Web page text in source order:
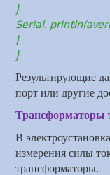
}
Serial.
}
}
Результирующие
порт или другие
Трансформаторы
В
измерения силы
трансформаторы.